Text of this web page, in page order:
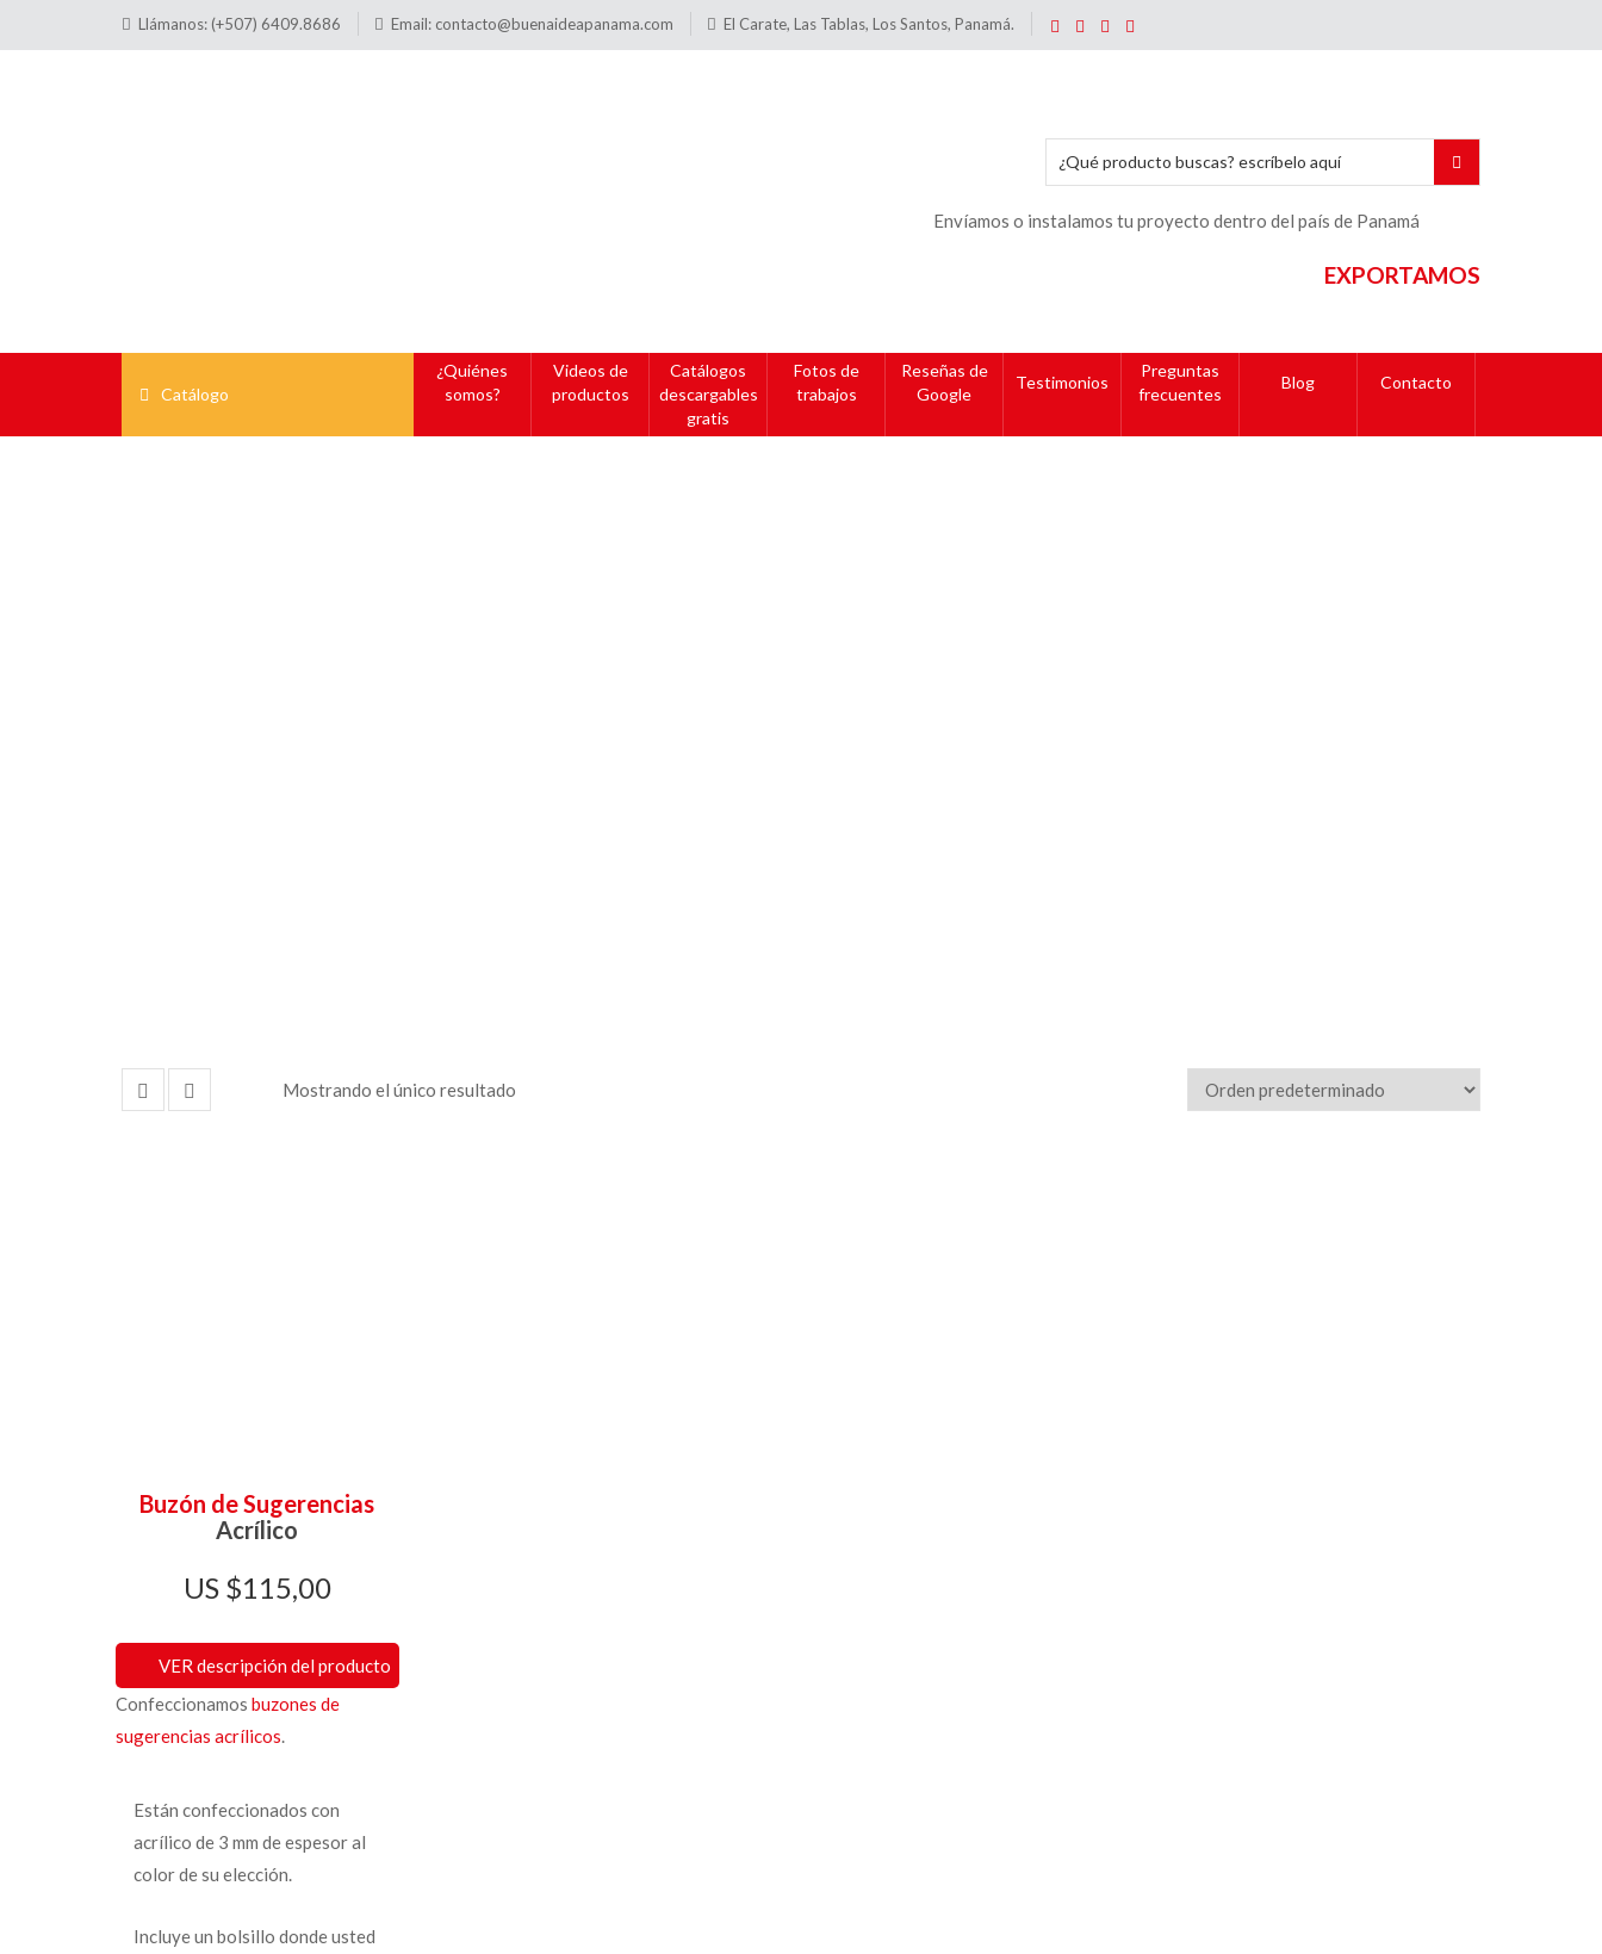
Llámanos: (+507) 6409.8686 Email: contacto@buenaideapanama.com El Carate, Las Tablas, Los Santos, Panamá.
Envíamos o instalamos tu proyecto dentro del país de Panamá
EXPORTAMOS
Catálogo
¿Quiénes
somos?
Videos de
productos
Catálogos
descargables
gratis
Fotos de
trabajos
Reseñas de
Google
Testimonios
Preguntas
frecuentes
Blog Contacto
Mostrando el único resultado
Buzón de Sugerencias
Acrílico
$115,00
VER descripción del producto
Confeccionamos buzones de
sugerencias acrílicos.
Están confeccionados con
acrílico de 3 mm de espesor al
color de su elección.
Incluye un bolsillo donde usted